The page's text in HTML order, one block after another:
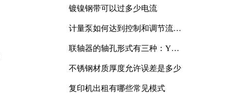
镀镍钢带可以过多少电流
计量泵如何达到控制和调节流量
联轴器的轴孔形式有三种：Y
不锈钢材质厚度允许误差是多少
复印机出租有哪些常见模式